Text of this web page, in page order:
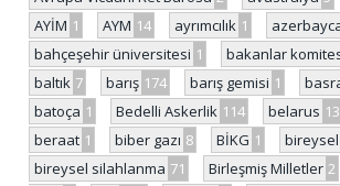
AYİM 1 AYM 14 ayrımcılık 1
bahçeşehir üniversitesi 1 bakanlar
baltık 7 barış 174 barış gemisi 1
batoça 1 Bedelli Askerlik 114 belarus 13
beraat 1 biber gazı 8 BİKG 1
bireysel silahlanma 71 Birleşmiş Milletler 2